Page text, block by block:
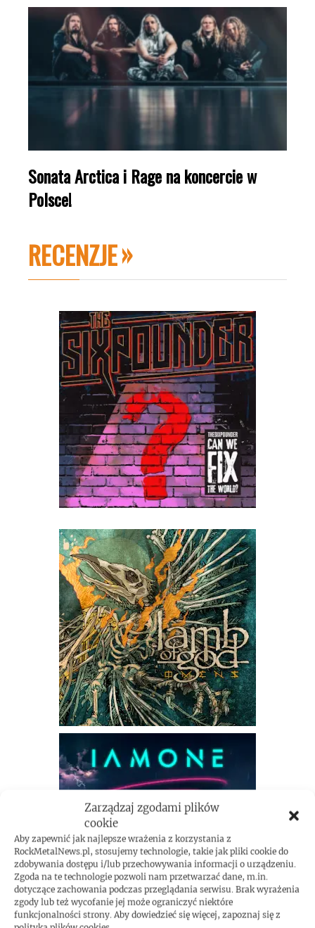
Zarządzaj zgodami plików
cookie
Aby zapewnić jak najlepsze wrażenia z korzystania z
RockMetalNews.pl, stosujemy technologie, takie jak pliki cookie do
zdobywania dostępu i/lub przechowywania informacji o urządzeniu.
Zgoda na te technologie pozwoli nam przetwarzać dane, m.in.
dotyczące zachowania podczas przeglądania serwisu. Brak wyrażenia
zgody lub też wycofanie jej może ograniczyć niektóre
funkcjonalności strony. Aby dowiedzieć się więcej, zapoznaj się z
Sonata Arctica i Rage na koncercie w
Polsce!
RECENZJE